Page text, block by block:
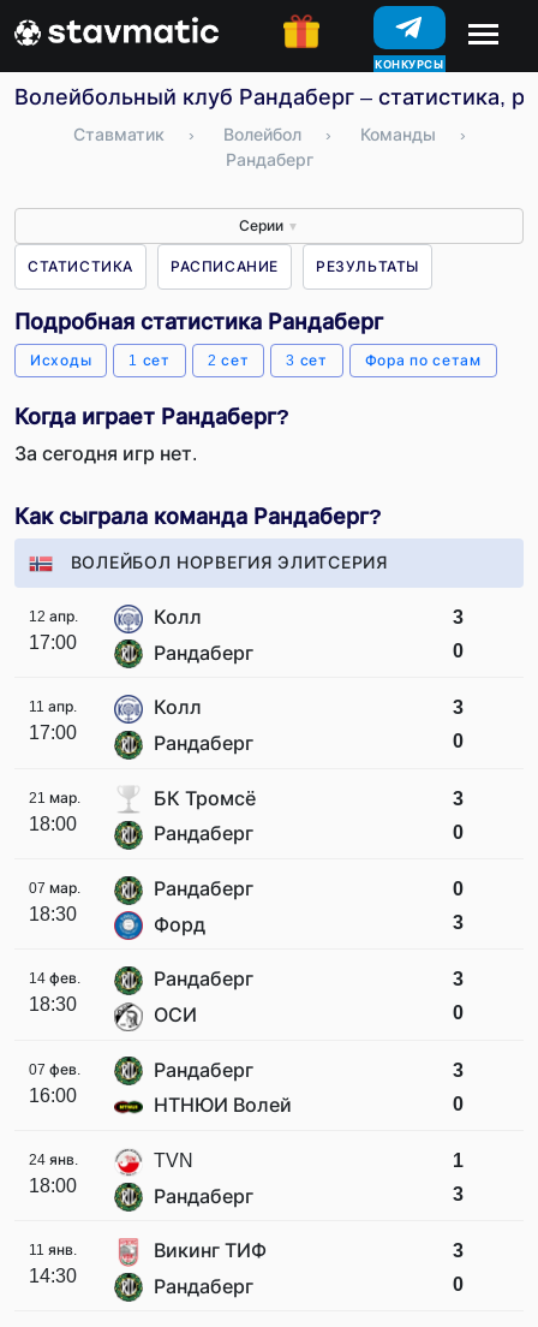
КОНКУРСЫ
Волейбольный клуб Рандаберг – статистика,
Ставматик › Волейбол › Команды
›
Рандаберг
Серии ▼
СТАТИСТИКА РАСПИСАНИЕ РЕЗУЛЬТАТЫ
Подробная статистика Рандаберг
Исходы 1 сет 2 сет 3 сет Фора по сетам
Когда играет Рандаберг?
За сегодня игр нет.
Как сыграла команда Рандаберг?
ВОЛЕЙБОЛ НОРВЕГИЯ ЭЛИТСЕРИЯ
12 апр.
17:00
Колл
Рандаберг
3
0
11 апр.
17:00
Колл
Рандаберг
3
0
21 мар.
18:00
БК Тромсё
Рандаберг
3
0
07 мар.
18:30
Рандаберг
Форд
0
3
14 фев.
18:30
Рандаберг
ОСИ
3
0
07 фев.
16:00
Рандаберг
НТНЮИ Волей
3
0
24 янв.
18:00
TVN
Рандаберг
1
3
11 янв.
14:30
Викинг ТИФ
Рандаберг
3
0